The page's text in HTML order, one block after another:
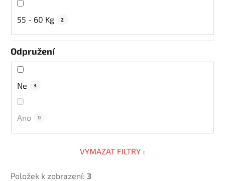
55 - 60 Kg 2
Odpružení
Ne 3
Ano 0
VYMAZAT FILTRY
Položek k zobrazení: 3